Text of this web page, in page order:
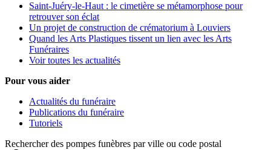
Saint-Juéry-le-Haut : le cimetière se métamorphose pour
retrouver son éclat
Un projet de construction de crématorium à Louviers
Quand les Arts Plastiques tissent un lien avec les Arts
Funéraires
Voir toutes les actualités
Pour vous aider
Actualités du funéraire
Publications du funéraire
Tutoriels
Rechercher des pompes funèbres par ville ou code postal